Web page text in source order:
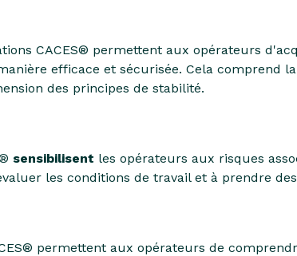
CACES® permettent aux opérateurs
efficace et sécurisée. Cela comprend
des principes de stabilité.
sensibilisent les opérateurs aux risques
les conditions de travail et à prendre
permettent aux opérateurs de